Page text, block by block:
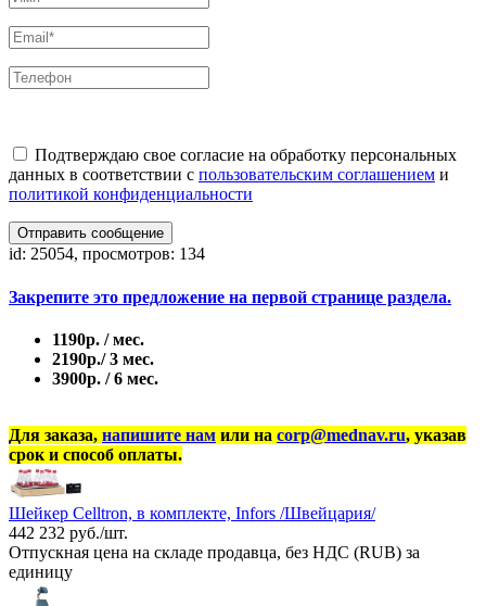
Подтверждаю свое согласие на обработку персональных
данных в соответствии с пользовательским соглашением и
политикой конфиденциальности
Отправить сообщение
id: 25054, просмотров: 134
Закрепите это предложение на первой странице раздела.
1190р. / мес.
2190р./ 3 мес.
3900р. / 6 мес.
Для заказа, напишите нам или на corp@mednav.ru, указав
срок и способ оплаты.
Шейкер Celltron, в комплекте, Infors /Швейцария/
442 232 руб./шт.
Отпускная цена на складе продавца, без НДС (RUB) за
единицу